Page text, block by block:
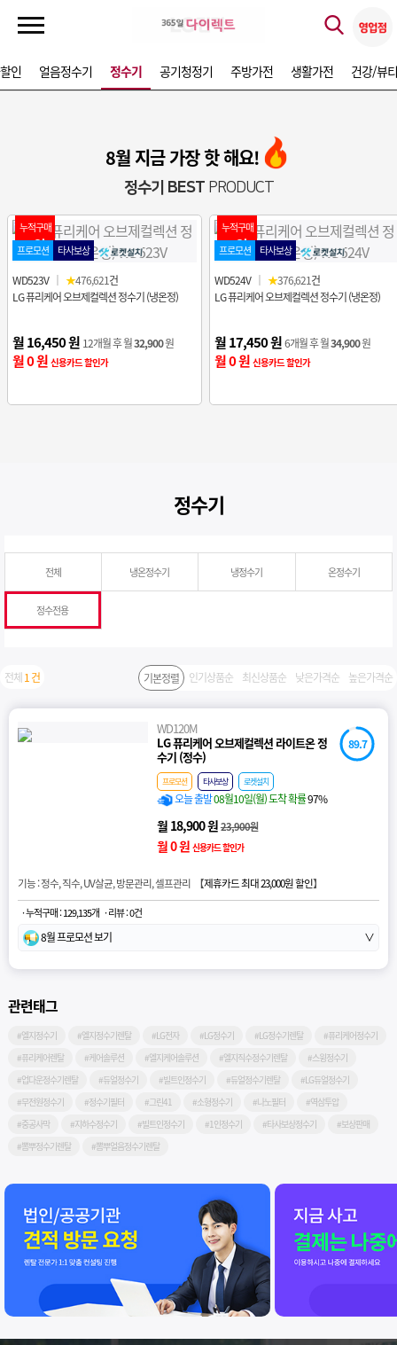
인 얼음정수기 정수기 공기청정기 주방가전 생활가전 건강/뷰티
8월 지금 가장 핫 해요!
정수기 BESTPRODUCT
누적구매
1위
프로모션 타사보상
WD523V ｜ ★476,621건
LG 퓨리케어 오브제컬렉션 정수기 (냉온정)
월 16,450 원 12개월 후 월32,900원
월 0 원신용카드 할인가
누적구매
2위
프로모션 타사보상
WD524V ｜ ★376,621건
LG 퓨리케어 오브제컬렉션 정수기 (냉온정)
월 17,450 원6개월 후 월34,900원
월 0 원신용카드 할인가
정수기
전체 냉온정수기 냉정수기 온정수기
정수전용
전체1 건 기본정렬 인기상품순 최신상품순 낮은가격순 높은가격순
89.7
WD120M
LG 퓨리케어 오브제컬렉션 라이트온 정
수기 (정수)
프로모션 타사보상 로켓설치
오늘 출발08월10일(월) 도착 확률97%
월 18,900 원23,900원
월 0 원 신용카드 할인가
기능 : 정수, 직수, UV살균, 방문관리, 셀프관리 【제휴카드 최대 23,000원 할인】
· 누적구매 : 129,135개 · 리뷰 : 0건
8월 프로모션 보기 ∨
관련태그
#엘지정수기 #엘지정수기렌탈 #LG전자 #LG정수기 #LG정수기렌탈
#퓨리케어정수기
#퓨리케어렌탈
#케어솔루션 #엘지케어솔루션 #엘지직수정수기렌탈
#스윙정수기
#업다운정수기렌탈
#듀얼정수기 #빌트인정수기 #듀얼정수기렌탈
#LG듀얼정수기
#무전원정수기
#정수기필터 #그린41 #소형정수기 #나노필터
#역삼투압
#중공사막
#지하수정수기 #빌트인정수기 #1인정수기 #타사보상정수기
#보상판매
#뽐뿌정수기렌탈
#뽐뿌얼음정수기렌탈